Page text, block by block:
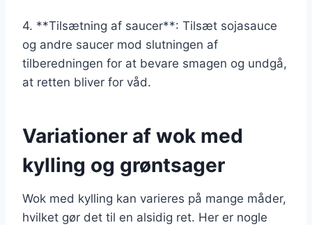
4. **Tilsætning af saucer**: Tilsæt sojasauce
og andre saucer mod slutningen af
tilberedningen for at bevare smagen og undgå,
at retten bliver for våd.
Variationer af wok med
kylling og grøntsager
Wok med kylling kan varieres på mange måder,
hvilket gør det til en alsidig ret. Her er nogle